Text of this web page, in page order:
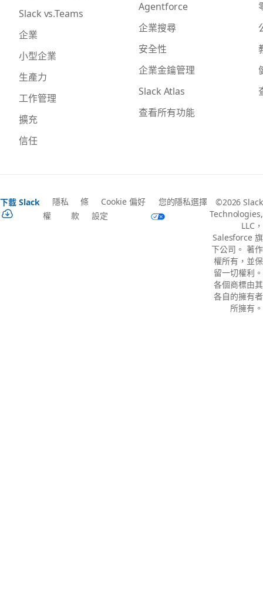
Slack vs.Teams
企業
小型企業
生產力
工作管理
擴充
信任
Agentforce
企業搜尋
安全性
企業金鑰管理
Slack Atlas
查看所有功能
下載 Slack
隱私
權
條
款
Cookie 偏好
設定
您的隱私選擇
©2026 Slack
Technologies,
LLC，
Salesforce 旗
下公司。 著作
權所有，並保
留一切權利。
各個商標由其
各自的擁有者
所擁有。